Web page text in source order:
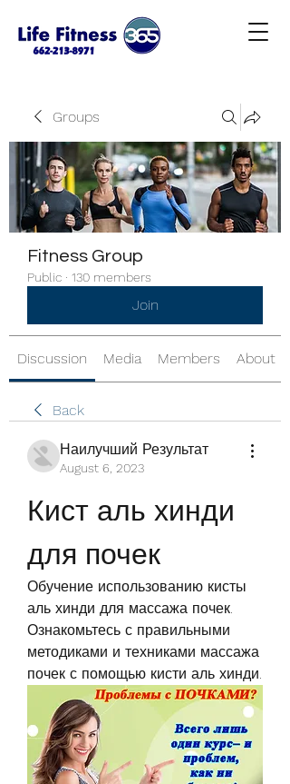
Groups
Fitness Group
Public · 130 members
Join
Discussion Media Members About
Back
Наилучший Результат
August 6, 2023
Кист аль хинди
для почек
Обучение использованию кисты
аль хинди для массажа почек.
Ознакомьтесь с правильными
методиками и техниками массажа
почек с помощью кисти аль хинди.